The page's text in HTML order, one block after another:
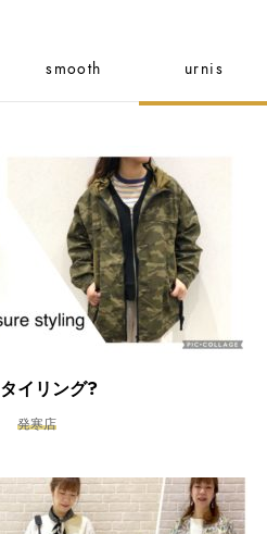
smooth urnis
イリング?
発寒店